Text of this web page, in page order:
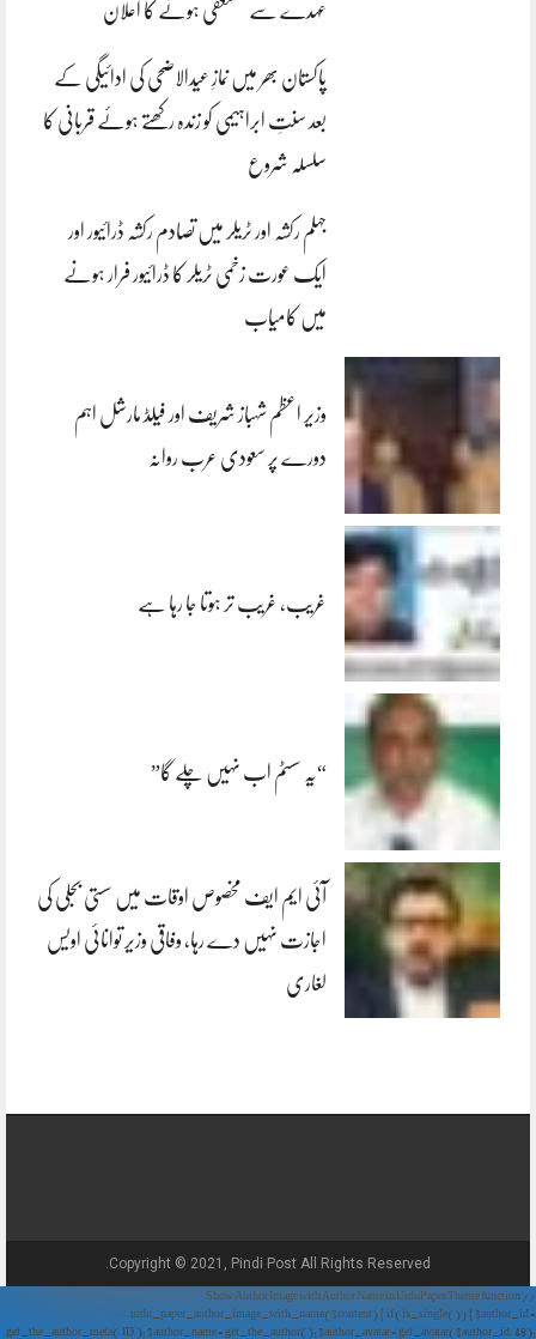
عہدے سے مستعفی ہونے کا اعلان
پاکستان بھر میں نمازِ عیدالاضحی کی ادائیگی کے
بعد سنتِ ابراہیمی کو زندہ رکھتے ہوئے قربانی کا
سلسلہ شروع
جہلم رکشہ اور ٹریلر میں تصادم رکشہ ڈرائیور اور
ایک عورت زخمی ٹریلر کا ڈرائیور فرار ہونے
میں کامیاب
وزیر اعظم شہباز شریف اور فیلڈ مارشل اہم
دورے پر سعودی عرب روانہ
غریب، غریب تر ہوتا جا رہا ہے
“یہ سسٹم اب نہیں چلے گا”
آئی ایم ایف مخصوص اوقات میں سستی بجلی کی
اجازت نہیں دے رہا، وفاقی وزیر توانائی اویس
لغاری
Copyright © 2021, Pindi Post All Rights Reserved.
// Show Author Image with Author Name in UrduPaper Theme function
urdu_paper_author_image_with_name($content) { if (is_single()) { $author_id =
get_the_author_meta('ID'); $author_name = get_the_author(); $author_avatar = get_avatar($author_id, 48);